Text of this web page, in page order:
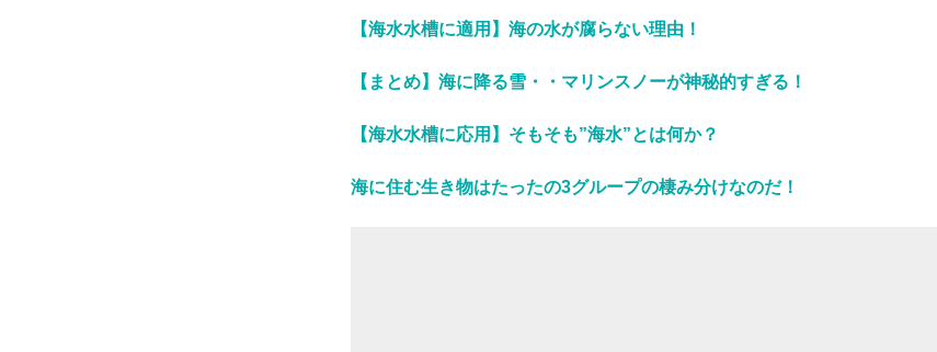
【海水水槽に適用】海の水が腐らない理由！
【まとめ】海に降る雪・・マリンスノーが神秘的すぎる！
【海水水槽に応用】そもそも”海水”とは何か？
海に住む生き物はたったの3グループの棲み分けなのだ！